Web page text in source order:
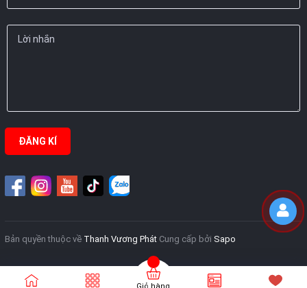
ĐĂNG KÍ
Bản quyền thuộc về Thanh Vương Phát Cung cấp bởi Sapo